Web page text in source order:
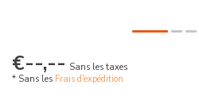
€--,-- Sans les taxes
* Sans les Frais d'expédition